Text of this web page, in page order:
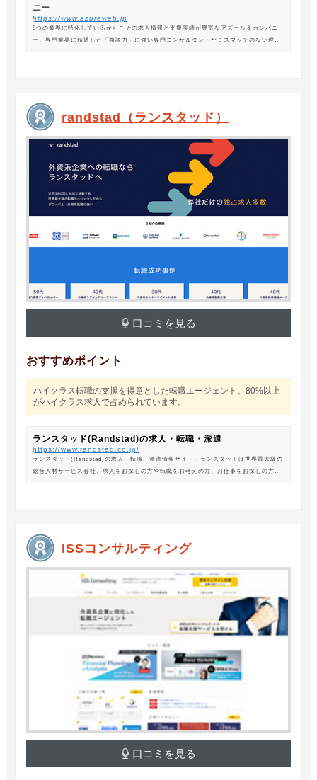
ニー
https://www.azureweb.jp
8つの業界に特化しているからこその求人情報と支援実績が豊富なアズール＆カンパニ
ー。専門業界に精通した「面談力」に強い専門コンサルタントがミスマッチのない理想
randstad（ランスタッド）
口コミを見る
おすすめポイント
ハイクラス転職の支援を得意とした転職エージェント。80%以上
がハイクラス求人で占められています。
ランスタッド(Randstad)の求人・転職・派遣
https://www.randstad.co.jp/
ランスタッド(Randstad)の求人・転職・派遣情報サイト。ランスタッドは世界最大級の
総合人材サービス会社。求人をお探しの方や転職をお考えの方、お仕事をお探しの方に
ISSコンサルティング
口コミを見る